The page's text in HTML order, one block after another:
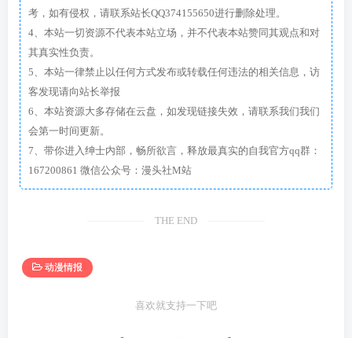
考，如有侵权，请联系站长QQ374155650进行删除处理。
4、本站一切资源不代表本站立场，并不代表本站赞同其观点和对
其真实性负责。
5、本站一律禁止以任何方式发布或转载任何违法的相关信息，访
客发现请向站长举报
6、本站资源大多存储在云盘，如发现链接失效，请联系我们我们
会第一时间更新。
7、带你进入绅士内部，畅所欲言，释放最真实的自我官方qq群：
167200861 微信公众号：漫头社M站
THE END
动漫情报
喜欢就支持一下吧